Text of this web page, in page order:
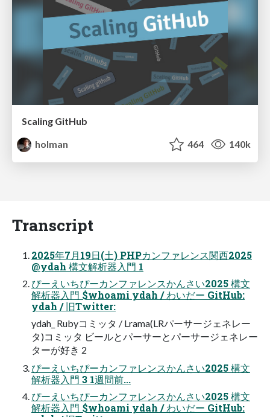
Scaling GitHub
holman
464 140k
Transcript
2025年7月19日(土) PHPカンファレンス関西2025
@ydah 構文解析器入門 1
ぴーえいちぴーカンファレンスかんさい2025 構文
解析器入門 $whoami ydah / わいだー GitHub:
ydah / 旧Twitter:
ydah_ Rubyコミッタ / Lrama(LRパーサージェネレー
タ)コミッタ ビールとパーサーとパーサージェネレー
ターが好き 2
ぴーえいちぴーカンファレンスかんさい2025 構文
解析器入門 3 1週間前...
ぴーえいちぴーカンファレンスかんさい2025 構文
解析器入門 $whoami ydah / わいだー GitHub: